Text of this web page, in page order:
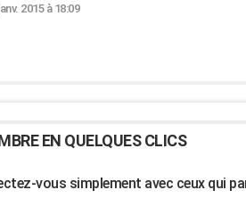
2015 à 18:09
EN QUELQUES CLICS
vous simplement avec ceux qui